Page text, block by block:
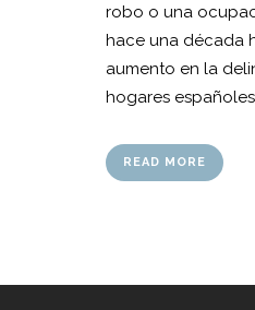
robo o una
hace una década
aumento en la
hogares
READ MORE